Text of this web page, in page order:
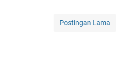
Postingan Lama